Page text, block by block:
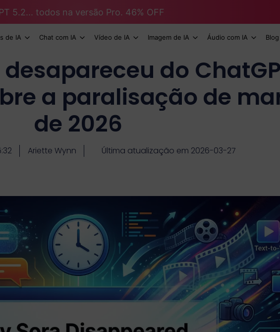
5.2... todos na versão Pro. 46% OFF
de IA Chat com IA Vídeo de IA Imagem de IA Áudio com IA Blog
do
a paralisação de
de 2026
Ariette Wynn Última atualização em 2026-03-27